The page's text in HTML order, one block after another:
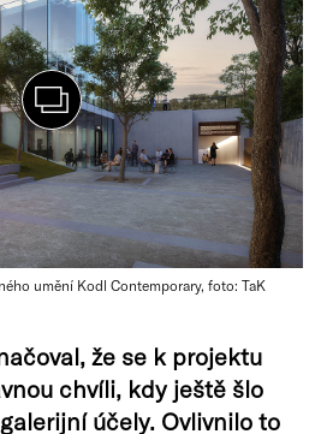
umění Kodl Contemporary, foto: TaK
že se k projektu
chvíli, kdy ještě šlo
účely. Ovlivnilo to